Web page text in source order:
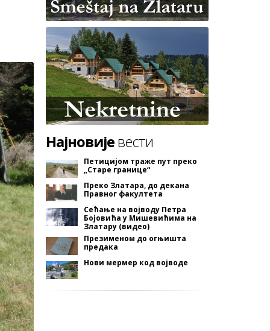
Најновијевести
Петицијом траже пут преко
„Старе границе“
Преко Златара, до декана
Правног факултета
Сећање на војводу Петра
Бојовића у Мишевићима на
Златару (видео)
Презименом до огњишта
предака
Нови мермер код војводе